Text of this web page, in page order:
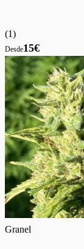
(1)
Desde15€
Granel